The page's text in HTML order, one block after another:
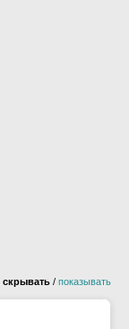
скрывать / показывать